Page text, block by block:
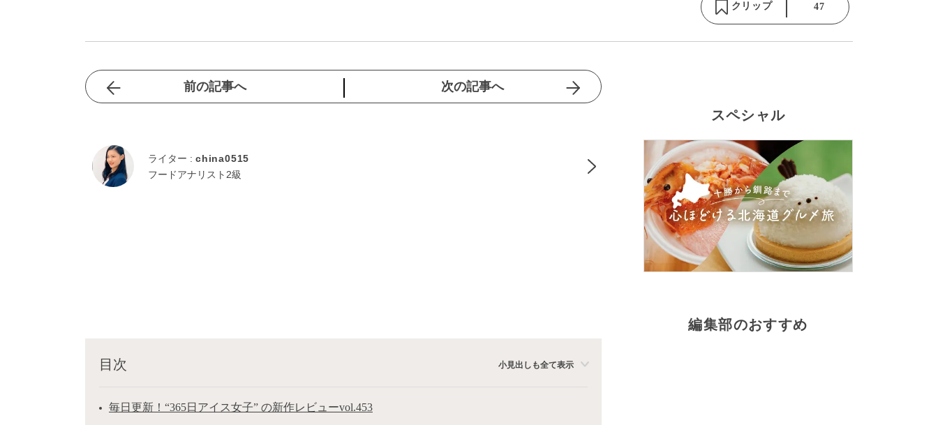
クリップ 47
前の記事へ 次の記事へ
ライター : china0515
フードアナリスト2級
目次 小見出しも全て表示
毎日更新！“365日アイス女子” の新作レビューvol.453
スペシャル
編集部のおすすめ